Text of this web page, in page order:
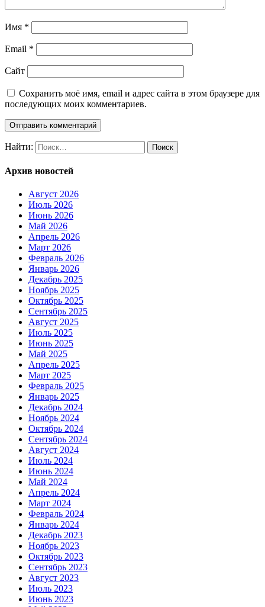
Имя *
Email *
Сайт
Сохранить моё имя, email и адрес сайта в этом браузере для
последующих моих комментариев.
Найти:
Архив новостей
Август 2026
Июль 2026
Июнь 2026
Май 2026
Апрель 2026
Март 2026
Февраль 2026
Январь 2026
Декабрь 2025
Ноябрь 2025
Октябрь 2025
Сентябрь 2025
Август 2025
Июль 2025
Июнь 2025
Май 2025
Апрель 2025
Март 2025
Февраль 2025
Январь 2025
Декабрь 2024
Ноябрь 2024
Октябрь 2024
Сентябрь 2024
Август 2024
Июль 2024
Июнь 2024
Май 2024
Апрель 2024
Март 2024
Февраль 2024
Январь 2024
Декабрь 2023
Ноябрь 2023
Октябрь 2023
Сентябрь 2023
Август 2023
Июль 2023
Июнь 2023